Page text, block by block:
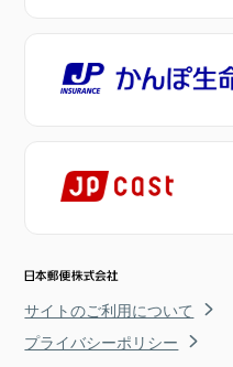
サイトのご利用について
プライバシーポリシー